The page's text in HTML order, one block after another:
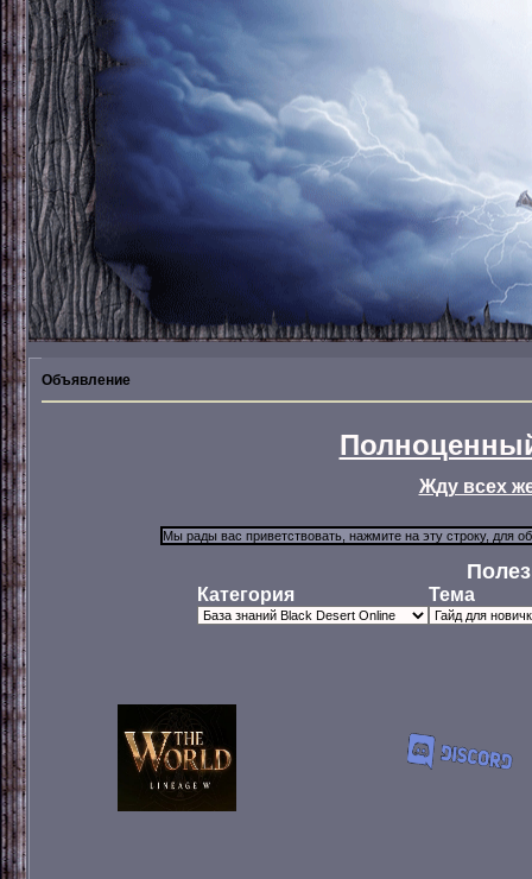
Объявление
Жду всех
Категория Тема